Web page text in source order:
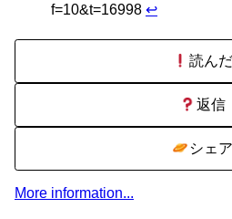
f=10&t=16998 ↩
読んだ
返信
シェア
More information...